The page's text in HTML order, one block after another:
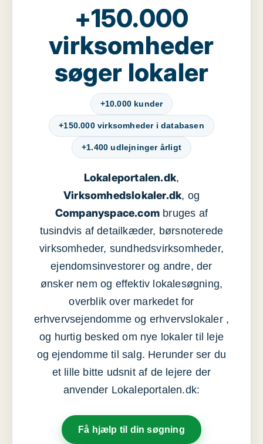
+150.000
virksomheder
søger lokaler
+10.000 kunder
+150.000 virksomheder i databasen
+1.400 udlejninger årligt
Lokaleportalen.dk,
Virksomhedslokaler.dk, og
Companyspace.com bruges af
tusindvis af detailkæder, børsnoterede
virksomheder, sundhedsvirksomheder,
ejendomsinvestorer og andre, der
ønsker nem og effektiv lokalesøgning,
overblik over markedet for
erhvervsejendomme og erhvervslokaler ,
og hurtig besked om nye lokaler til leje
og ejendomme til salg. Herunder ser du
et lille bitte udsnit af de lejere der
anvender Lokaleportalen.dk:
Få hjælp til din søgning